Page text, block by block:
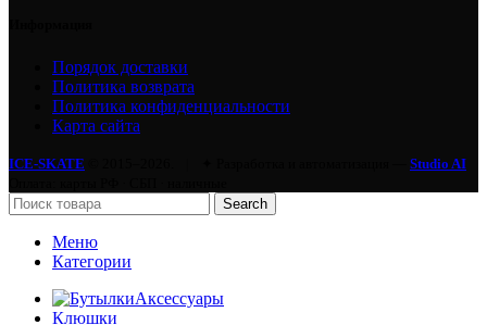
Порядок доставки
Политика возврата
Политика конфиденциальности
Карта сайта
ICE-SKATE
Studio AI
Search
Меню
Категории
Аксессуары
Клюшки